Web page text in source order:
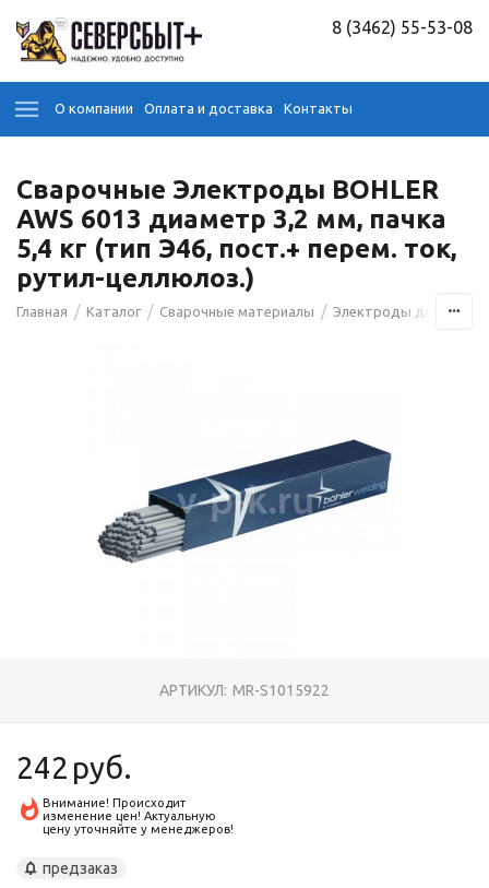
8 (3462) 55-53-08
О компании Оплата и доставка Контакты
Сварочные Электроды BOHLER
AWS 6013 диаметр 3,2 мм, пачка
5,4 кг (тип Э46, пост.+ перем. ток,
рутил-целлюлоз.)
Главная / Каталог / Сварочные материалы / Электроды для сварки
АРТИКУЛ: MR-S1015922
242 руб.
Внимание! Происходит
изменение цен! Актуальную
цену уточняйте у менеджеров!
предзаказ